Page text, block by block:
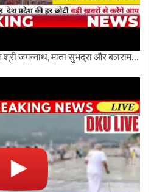
विश्व प्रसिद्ध धाम पुरी की भगवान श्री जगन्नाथ, माता सुभद्रा और बलराम जी की भव्य शोभा यात्रा देखिए